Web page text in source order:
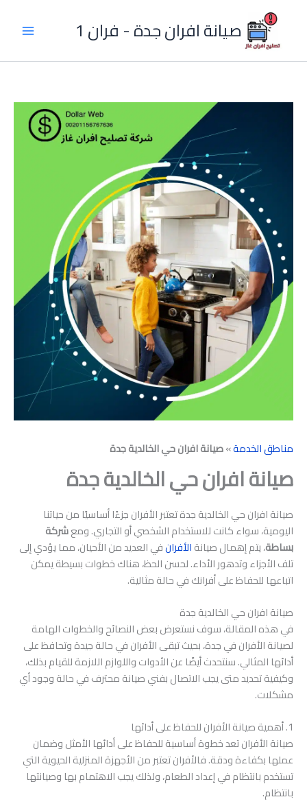
المحتوى
صيانة افران جدة - فران 1
مناطق الخدمة»صيانة افران حي الخالدية جدة
صيانة افران حي الخالدية جدة
صيانة افران حي الخالدية جدة تعتبر الأفران جزءًا أساسيًا من حياتنا
اليومية، سواء كانت للاستخدام الشخصي أو التجاري. ومعشركة
بساطة، يتم إهمال صيانةالأفرانفي العديد من الأحيان، مما يؤدي إلى
تلف الأجزاء وتدهور الأداء. لحسن الحظ، هناك خطوات بسيطة يمكن
اتباعها للحفاظ على أفرانك في حالة مثالية.
صيانة افران حي الخالدية جدة
في هذه المقالة، سوف نستعرض بعض النصائح والخطوات الهامة
لصيانة الأفران في جدة، بحيث تبقى الأفران في حالة جيدة وتحافظ على
أدائها المثالي. سنتحدث أيضًا عن الأدوات واللوازم اللازمة للقيام بذلك،
وكيفية تحديد متى يجب الاتصال بفني صيانة محترف في حالة وجود أي
مشكلات.
1. أهمية صيانة الأفران للحفاظ على أدائها
صيانة الأفران تعد خطوة أساسية للحفاظ على أدائها الأمثل وضمان
عملها بكفاءة ودقة. فالأفران تعتبر من الأجهزة المنزلية الحيوية التي
تستخدم بانتظام في إعداد الطعام، ولذلك يجب الاهتمام بها وصيانتها
بانتظام.